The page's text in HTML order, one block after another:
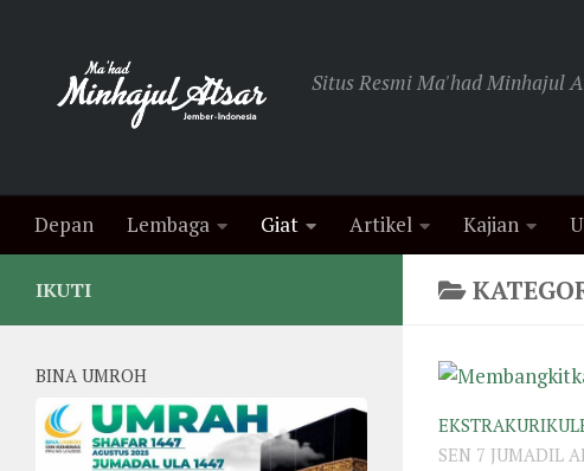
Situs Resmi Ma'had Minhajul
Depan Lembaga Giat Artikel Kajian
SEN 7 JUMADIL
IKUTI
BINA UMROH